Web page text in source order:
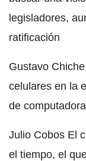
legisladores,
ratificación
Gustavo
celulares en la
de
Julio Cobos El
el tiempo, el